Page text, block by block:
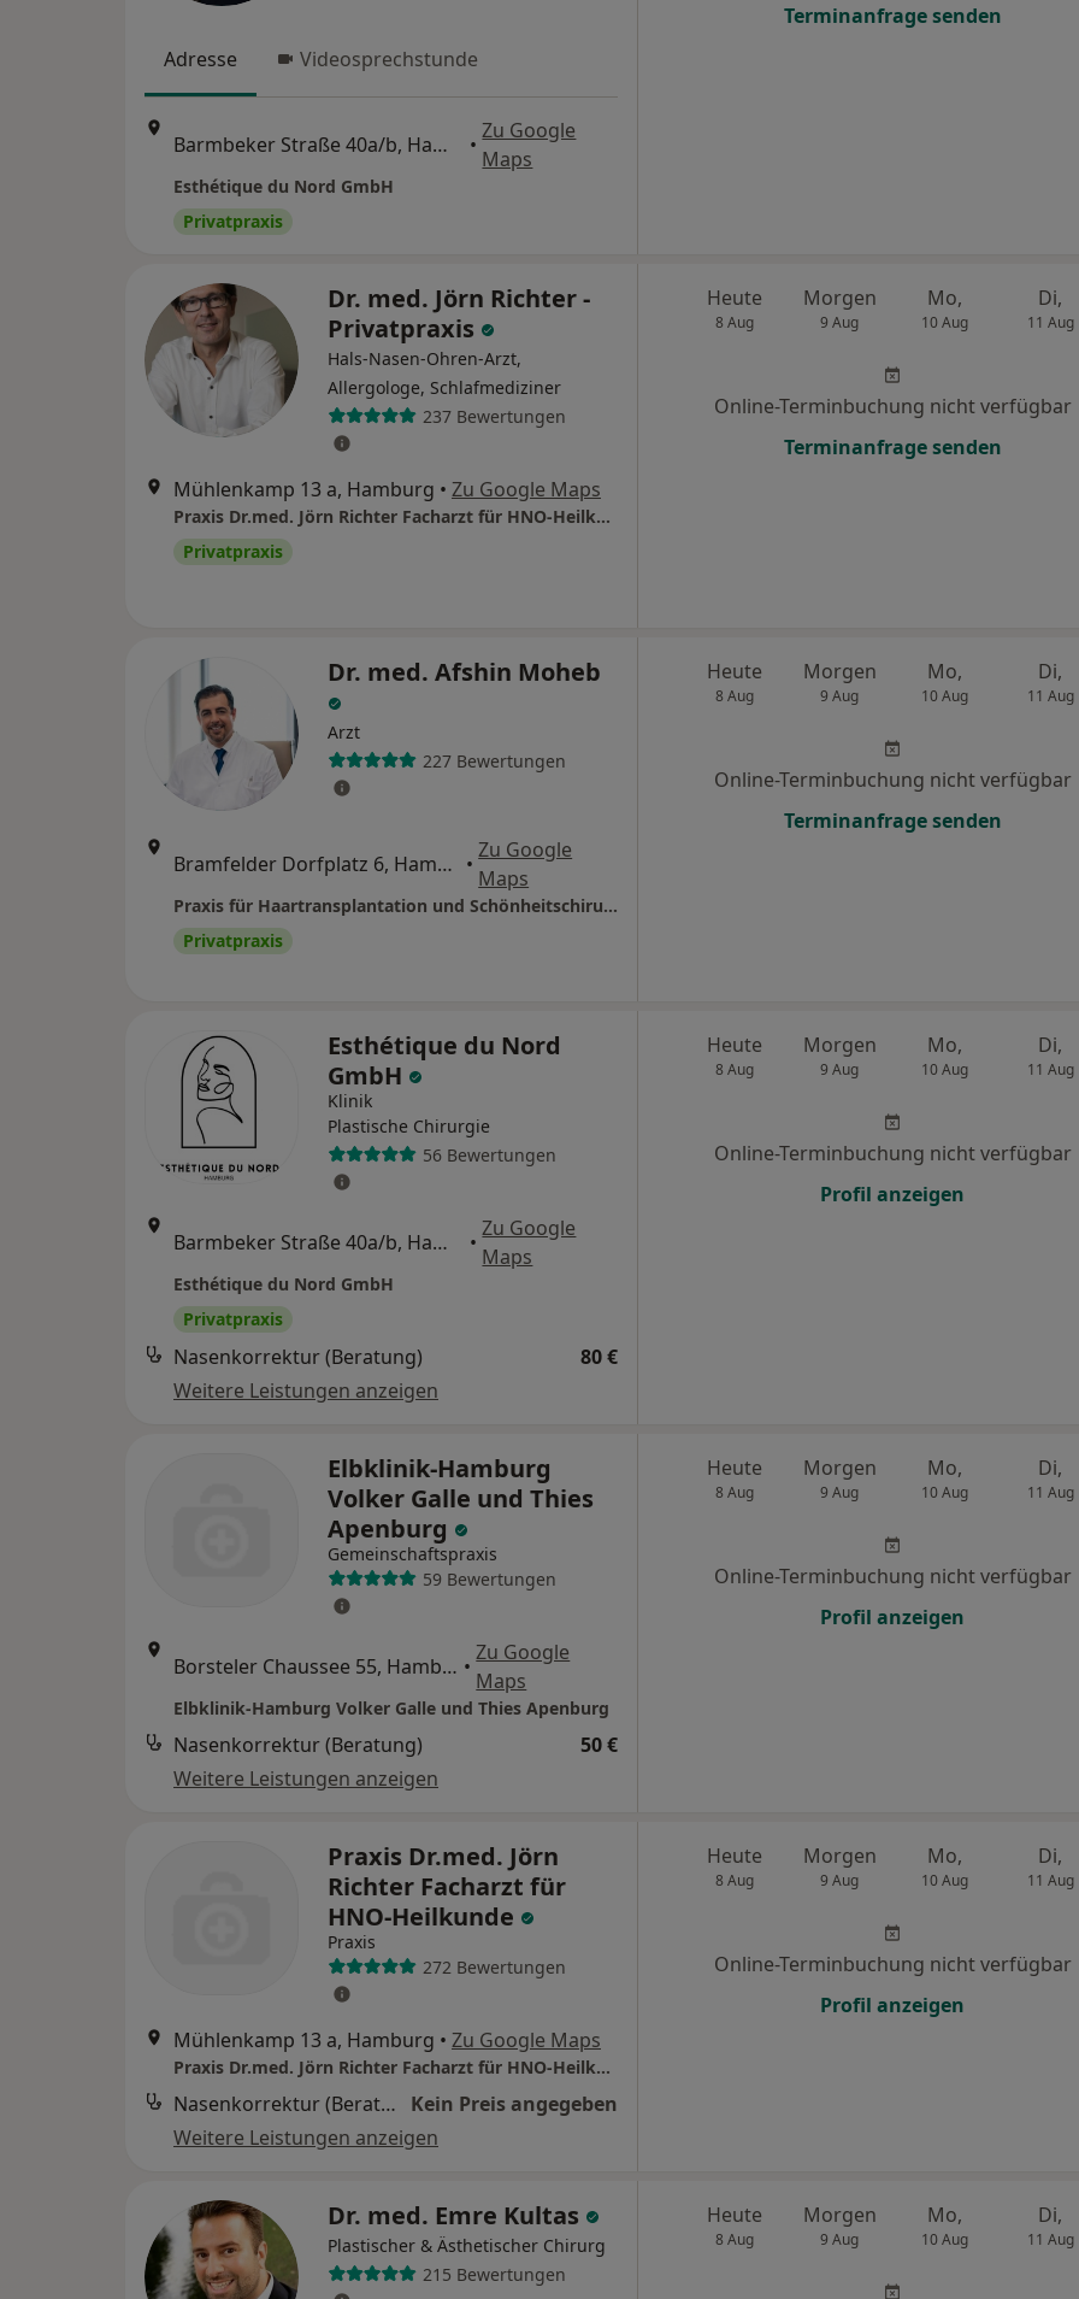
Adresse Videosprechstunde
Barmbeker Straße 40a/b, Hamburg •
Zu Google
Maps
Esthétique du Nord GmbH
Privatpraxis
Terminanfrage senden
Dr. med. Jörn Richter -
Privatpraxis
Hals-Nasen-Ohren-Arzt,
Allergologe, Schlafmediziner
237 Bewertungen
Mühlenkamp 13 a, Hamburg • Zu Google Maps
Praxis Dr.med. Jörn Richter Facharzt für HNO-Heilkunde
Privatpraxis
Heute
8 Aug
Morgen
9 Aug
Mo,
10 Aug
Di,
11 Aug
Online-Terminbuchung nicht verfügbar
Terminanfrage senden
Dr. med. Afshin Moheb
Arzt
227 Bewertungen
Bramfelder Dorfplatz 6, Hamburg •
Zu Google
Maps
Praxis für Haartransplantation und Schönheitschirurgie im Kopf-, Gesicht- und Halsbereich
Privatpraxis
Heute
8 Aug
Morgen
9 Aug
Mo,
10 Aug
Di,
11 Aug
Online-Terminbuchung nicht verfügbar
Terminanfrage senden
Esthétique du Nord
GmbH
Klinik
Plastische Chirurgie
56 Bewertungen
Barmbeker Straße 40a/b, Hamburg •
Zu Google
Maps
Esthétique du Nord GmbH
Privatpraxis
Nasenkorrektur (Beratung)
80 €
Weitere Leistungen anzeigen
Heute
8 Aug
Morgen
9 Aug
Mo,
10 Aug
Di,
11 Aug
Online-Terminbuchung nicht verfügbar
Profil anzeigen
Elbklinik-Hamburg
Volker Galle und Thies
Apenburg
Gemeinschaftspraxis
59 Bewertungen
Borsteler Chaussee 55, Hamburg •
Zu Google
Maps
Elbklinik-Hamburg Volker Galle und Thies Apenburg
Nasenkorrektur (Beratung)
50 €
Weitere Leistungen anzeigen
Heute
8 Aug
Morgen
9 Aug
Mo,
10 Aug
Di,
11 Aug
Online-Terminbuchung nicht verfügbar
Profil anzeigen
Praxis Dr.med. Jörn
Richter Facharzt für
HNO-Heilkunde
Praxis
272 Bewertungen
Mühlenkamp 13 a, Hamburg • Zu Google Maps
Praxis Dr.med. Jörn Richter Facharzt für HNO-Heilkunde
Nasenkorrektur (Beratung)
Kein Preis angegeben
Weitere Leistungen anzeigen
Heute
8 Aug
Morgen
9 Aug
Mo,
10 Aug
Di,
11 Aug
Online-Terminbuchung nicht verfügbar
Profil anzeigen
Dr. med. Emre Kultas
Plastischer & Ästhetischer Chirurg
215 Bewertungen
Heute
8 Aug
Morgen
9 Aug
Mo,
10 Aug
Di,
11 Aug